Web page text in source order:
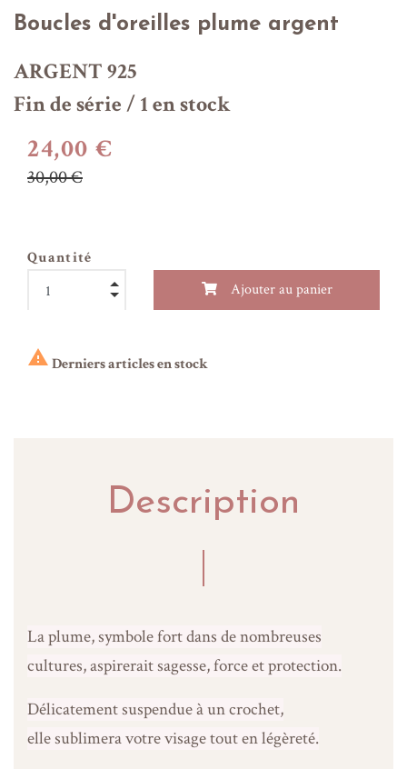
Boucles d'oreilles plume argent
ARGENT 925
Fin de série / 1 en stock
24,00 €
30,00 €
Quantité
Ajouter au panier
 Derniers articles en stock
Description
La plume, symbole fort dans de nombreuses
cultures, aspirerait sagesse, force et protection.
Délicatement suspendue à un crochet,
elle sublimera votre visage tout en légèreté.